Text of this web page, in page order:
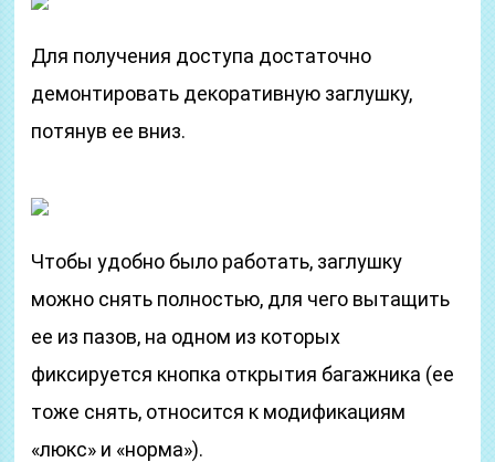
Для получения доступа достаточно
демонтировать декоративную заглушку,
потянув ее вниз.
Чтобы удобно было работать, заглушку
можно снять полностью, для чего вытащить
ее из пазов, на одном из которых
фиксируется кнопка открытия багажника (ее
тоже снять, относится к модификациям
«люкс» и «норма»).